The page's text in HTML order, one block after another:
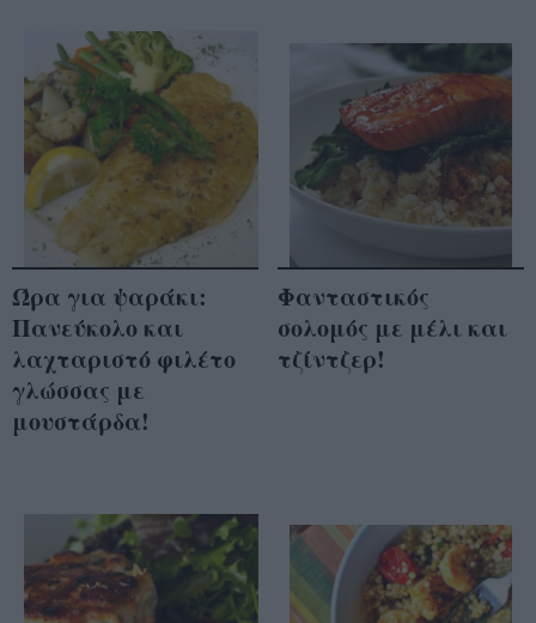
Ώρα για ψαράκι:
Πανεύκολο και
λαχταριστό φιλέτο
γλώσσας με
μουστάρδα!
Φανταστικός
σολομός με μέλι και
τζίντζερ!